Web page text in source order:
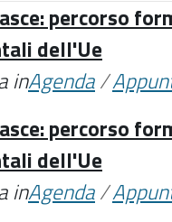
percorso
dell'Ue
inAgenda/
percorso
dell'Ue
inAgenda/